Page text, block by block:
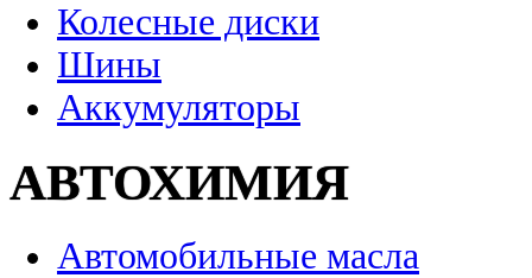
Колесные диски
Шины
Аккумуляторы
АВТОХИМИЯ
Автомобильные масла